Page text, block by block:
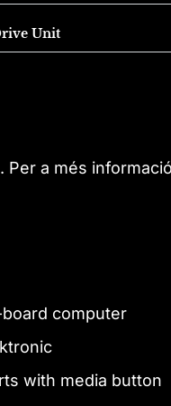
Unit
Per a més
computer
with media button